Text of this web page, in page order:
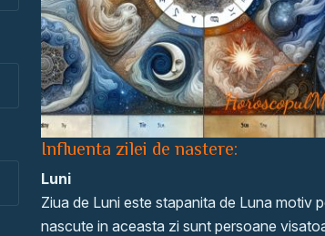
Influenta zilei de nastere:
Luni
Ziua de Luni este stapanita de Luna motiv
nascute in aceasta zi sunt persoane